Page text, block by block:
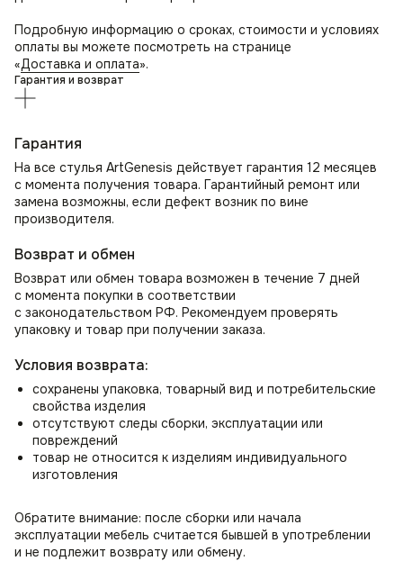
Организуйте удобное место для отдыха и бесед
с помощью стула в гостиную; зал или прихожую как
элемент декора и место ожидания.
Мягкие кресла для спальни
Как стулья для спальни могут стать местом для
утреннего просмотра новостей или использоваться как
В комнате школьника создаст уютную атмосферу для
учебы и занятий. Для студента станет идеальным местом
для работы над проектами.
Подробную информацию о сроках, стоимости и условиях
оплаты вы можете посмотреть на странице
«Доставка и оплата».
Гарантия и возврат
Гарантия
На все стулья ArtGenesis действует гарантия 12 месяцев
с момента получения товара. Гарантийный ремонт или
замена возможны, если дефект возник по вине
производителя.
Возврат и обмен
Возврат или обмен товара возможен в течение 7 дней
с момента покупки в соответствии
с законодательством РФ. Рекомендуем проверять
упаковку и товар при получении заказа.
Условия возврата:
сохранены упаковка, товарный вид и потребительские
свойства изделия
отсутствуют следы сборки, эксплуатации или
повреждений
товар не относится к изделиям индивидуального
изготовления
Обратите внимание: после сборки или начала
эксплуатации мебель считается бывшей в употреблении
и не подлежит возврату или обмену.